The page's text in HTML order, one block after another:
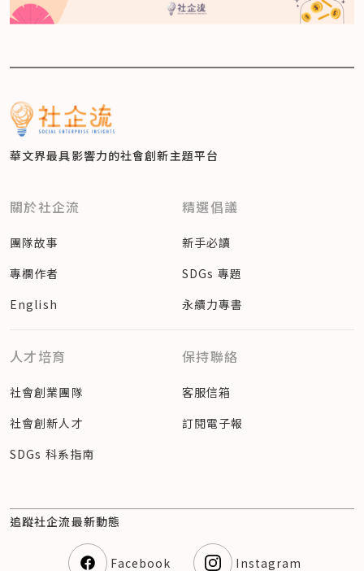
華文界最具影響力的社會創新主題平台
關於社企流
團隊故事
專欄作者
English
精選倡議
新手必讀
SDGs 專題
永續力專書
人才培育
社會創業團隊
社會創新人才
SDGs 科系指南
保持聯絡
客服信箱
訂閱電子報
追蹤社企流最新動態
Facebook Instagram